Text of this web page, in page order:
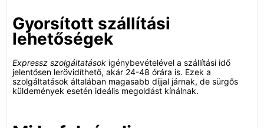
Gyorsított szállítási
lehetőségek
Expressz szolgáltatások igénybevételével a szállítási idő
jelentősen lerövidíthető, akár 24-48 órára is. Ezek a
szolgáltatások általában magasabb díjjal járnak, de sürgős
küldemények esetén ideális megoldást kínálnak.